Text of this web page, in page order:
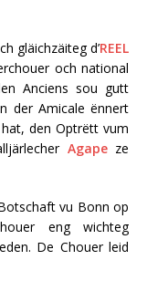
gläichzäiteg d’REEL
och national
Anciens sou gutt
der Amicale ënnert
den Optrëtt vum
Agapeze
vu Bonn op
eng wichteg
De Chouer leid